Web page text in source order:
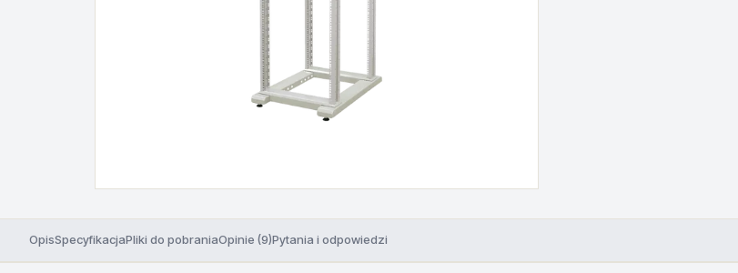
OpisSpecyfikacjaPliki do pobraniaOpinie (9)Pytania i odpowiedzi